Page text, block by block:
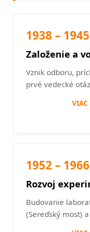
1938 – 1945
Založenie a
Vznik odboru,
prvé vedecké
1952 – 1966
Rozvoj
Budovanie
(Sereďský most)